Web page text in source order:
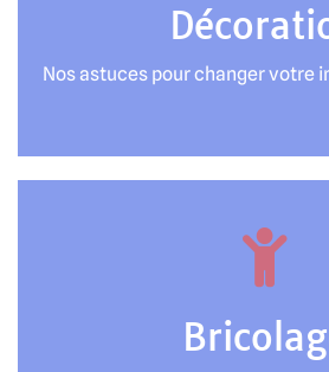
Nos astuces pour changer votre